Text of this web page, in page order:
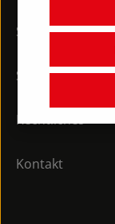
Service-Hotline
Shop-Service
Rechtliches
Kontakt